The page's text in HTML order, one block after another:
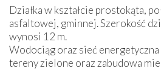
Działka w kształcie prostokąta,
asfaltowej, gminnej. Szerokość
wynosi 12 m.
Wodociąg oraz sieć
tereny zielone oraz zabudowa